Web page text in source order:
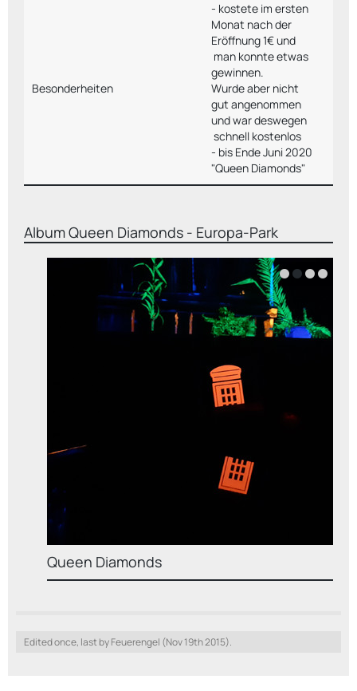
Besonderheiten
- kostete im ersten
Monat nach der
Eröffnung 1€ und
man konnte etwas
gewinnen.
Wurde aber nicht
gut angenommen
und war deswegen
schnell kostenlos
- bis Ende Juni 2020
"Queen Diamonds"
AlbumQueen Diamonds - Europa-Park
Queen Diamonds
Edited once, last by Feuerengel (Nov 19th 2015).